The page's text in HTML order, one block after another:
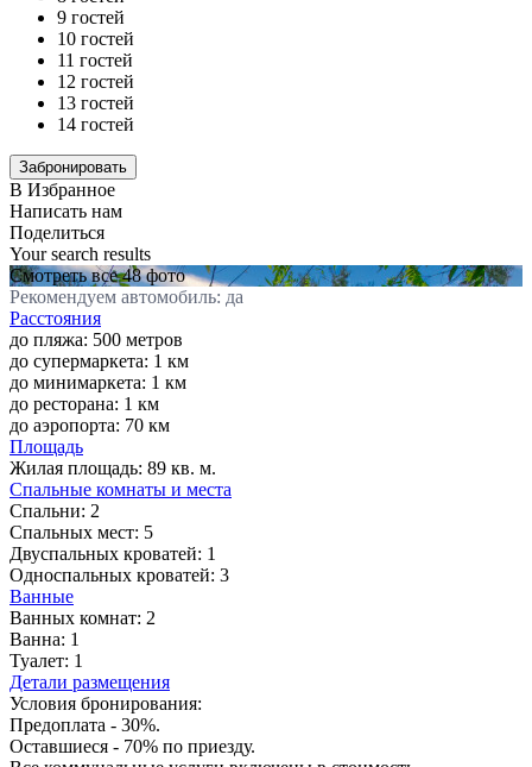
9 гостей
10 гостей
11 гостей
12 гостей
13 гостей
14 гостей
В Избранное
Написать нам
Поделиться
Your search results
Смотреть все 48 фото
Рекомендуем автомобиль: да
Расстояния
до пляжа: 500 метров
до супермаркета: 1 км
до минимаркета: 1 км
до ресторана: 1 км
до аэропорта: 70 км
Площадь
Жилая площадь: 89 кв. м.
Спальные комнаты и места
Спальни: 2
Спальных мест: 5
Двуспальных кроватей: 1
Односпальных кроватей: 3
Ванные
Ванных комнат: 2
Ванна: 1
Туалет: 1
Детали размещения
Условия бронирования:
Предоплата - 30%.
Оставшиеся - 70% по приезду.